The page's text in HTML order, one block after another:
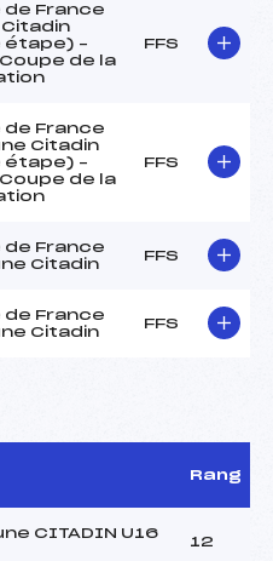
de France
étape) –
de la
FFS
de France
Citadin
étape) –
de la
FFS
de France
Citadin
FFS
de France
Citadin
FFS
Rang
CITADIN U16
12